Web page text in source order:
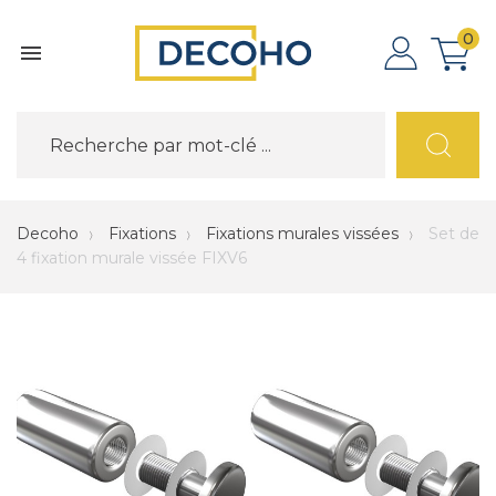

0
Decoho Fixations Fixations murales vissées
Set de
4 fixation murale vissée FIXV6